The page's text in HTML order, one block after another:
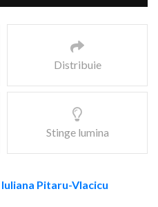
Distribuie
Stinge lumina
Iuliana Pitaru-Vlacicu